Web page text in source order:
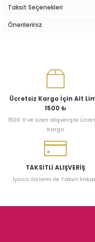
Taksit Seçenekleri
Önerileriniz
Ücretsiz Kargo İçin Alt
1500 ₺
1500 tl ve üzeri alışverişte
Kargo
TAKSİTLİ ALIŞVERİŞ
İyzico Sistemi ile Taksit